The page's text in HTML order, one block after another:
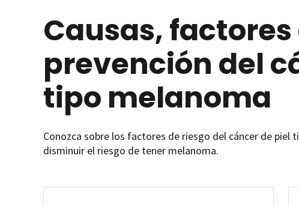
Causas,
prevención del
tipo melanoma
Conozca sobre los factores de riesgo del cáncer de piel
disminuir el riesgo de tener melanoma.